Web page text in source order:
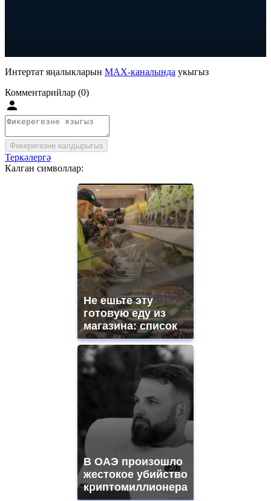
Интертат яңалыкларын MAX-каналында укыгыз
Комментарийлар (0)
Фикерегезне калдырыгыз
Теркәлергә
Калган символлар:
Не ешьте эту
готовую еду из
магазина: список
В ОАЭ произошло
жестокое убийство
криптомиллионера